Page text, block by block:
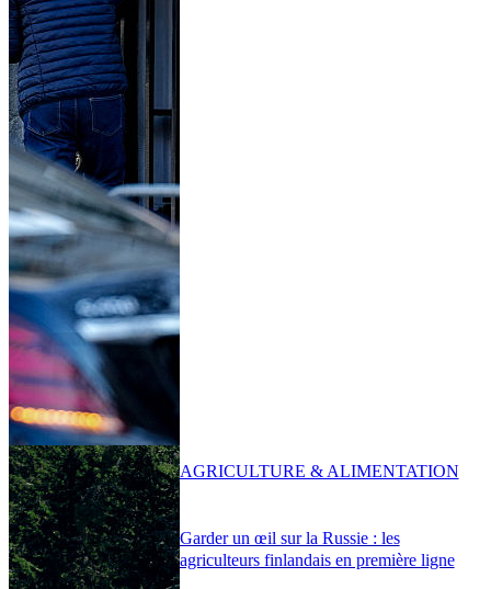
Garder un œil sur la Russie : les
agriculteurs finlandais en première ligne
AGRICULTURE & ALIMENTATION